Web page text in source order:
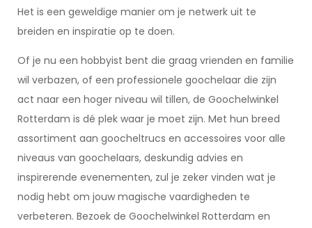
Het is een geweldige manier om je netwerk uit te
breiden en inspiratie op te doen.
Of je nu een hobbyist bent die graag vrienden en familie
wil verbazen, of een professionele goochelaar die zijn
act naar een hoger niveau wil tillen, de Goochelwinkel
Rotterdam is dé plek waar je moet zijn. Met hun breed
assortiment aan goocheltrucs en accessoires voor alle
niveaus van goochelaars, deskundig advies en
inspirerende evenementen, zul je zeker vinden wat je
nodig hebt om jouw magische vaardigheden te
verbeteren. Bezoek de Goochelwinkel Rotterdam en